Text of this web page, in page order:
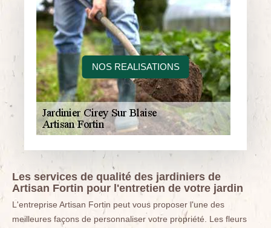
NOS REALISATIONS
Les services de qualité des jardiniers de
Artisan Fortin pour l'entretien de votre jardin
L'entreprise Artisan Fortin peut vous proposer l'une des
meilleures façons de personnaliser votre propriété. Les fleurs